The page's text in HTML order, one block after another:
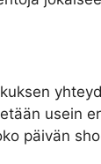
usein
päivän